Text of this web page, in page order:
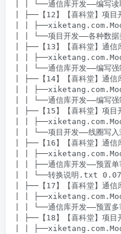
| | └──通信库开发——编写
| ├──【12】【喜科堂】项目
| |
| | └──项目开发——各种数
| ├──【13】【喜科堂】通信
| |
| | └──通信库开发——编写
| ├──【14】【喜科堂】通信
| |
| | └──通信库开发——编写
| ├──【15】【喜科堂】项目
| |
| | └──项目开发——线圈写
| ├──【16】【喜科堂】通信
| |
| | ├──通信库开发——预置
| | └──转换说明.txt
| ├──【17】【喜科堂】通信
| |
| | └──通信库开发——预置
| ├──【18】【喜科堂】项目
| |